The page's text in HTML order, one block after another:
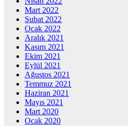
Mart 2022
Şubat 2022
Ocak 2022
Aralık 2021
Kasım 2021
Ekim 2021
Eylül 2021
Ağustos 2021
Temmuz 2021
Haziran 2021
Mayıs 2021
Mart 2020
Ocak 2020